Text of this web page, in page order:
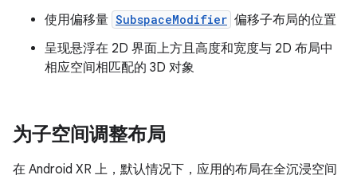
使用偏移量 SubspaceModifier 偏移子布局的位置
呈现悬浮在 2D 界面上方且高度和宽度与 2D 布局中
相应空间相匹配的 3D 对象
为子空间调整布局
在 Android XR 上，默认情况下，应用的布局在全沉浸空间